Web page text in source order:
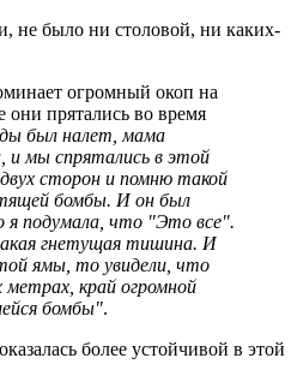
не было ни столовой, ни каких-
огромный окоп на
они прятались во время
был налет, мама
и мы спрятались в этой
сторон и помню такой
бомбы. И он был
подумала, что "Это все".
гнетущая тишина. И
ямы, то увидели, что
метрах, край огромной
бомбы".
более устойчивой в этой